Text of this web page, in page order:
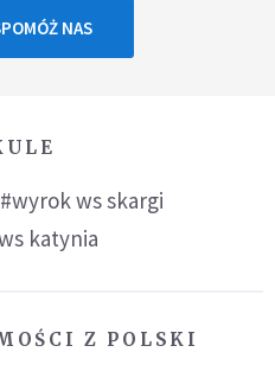
NAS
#wyrok ws skargi
katynia
Z POLSKI